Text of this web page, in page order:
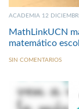
ACADEMIA 12
MathLinkUCN
matemático
SIN COMENTARIOS